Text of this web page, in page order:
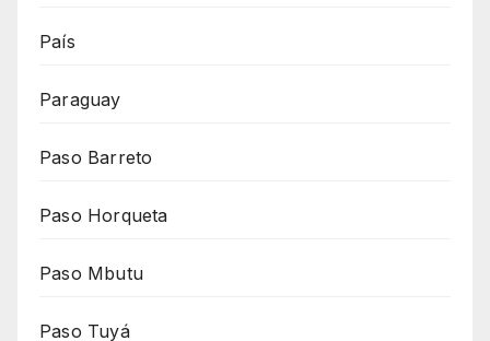
País
Paraguay
Paso Barreto
Paso Horqueta
Paso Mbutu
Paso Tuyá